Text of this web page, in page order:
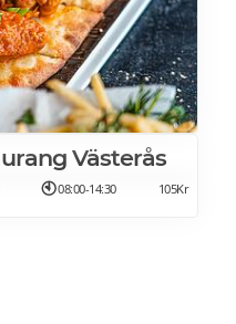
Västerås
08:00-14:30 105Kr